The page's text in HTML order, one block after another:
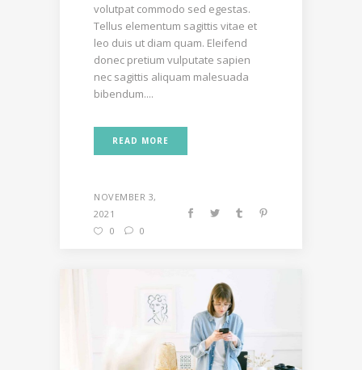
volutpat commodo sed egestas.
Tellus elementum sagittis vitae et
leo duis ut diam quam. Eleifend
donec pretium vulputate sapien
nec sagittis aliquam malesuada
bibendum....
READ MORE
NOVEMBER 3,
2021
0
0